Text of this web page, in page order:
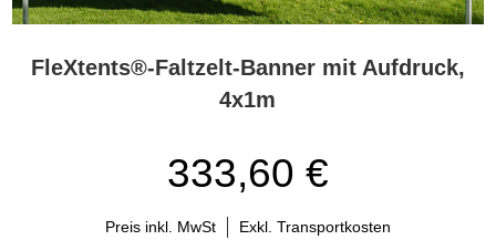
FleXtents®-Faltzelt-Banner mit Aufdruck,
4x1m
333,60 €
Preis inkl. MwSt Exkl. Transportkosten